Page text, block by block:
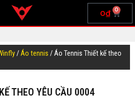
0₫ 0
/Áo tennis / Áo Tennis Thiết kế theo
THEO YÊU CẦU 0004